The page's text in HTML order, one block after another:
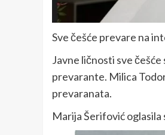
Sve češće prevare na
Javne ličnosti sve
prevarante. Milica
prevaranata.
Marija Šerifović oglasila